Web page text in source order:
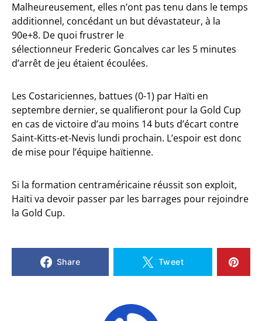
Malheureusement, elles n’ont pas tenu dans le temps
additionnel, concédant un but dévastateur, à la
90e+8. De quoi frustrer le
sélectionneur Frederic Goncalves car les 5 minutes
d’arrêt de jeu étaient écoulées.
Les Costariciennes, battues (0-1) par Haïti en
septembre dernier, se qualifieront pour la Gold Cup
en cas de victoire d’au moins 14 buts d’écart contre
Saint-Kitts-et-Nevis lundi prochain. L’espoir est donc
de mise pour l’équipe haïtienne.
Si la formation centraméricaine réussit son exploit,
Haïti va devoir passer par les barrages pour rejoindre
la Gold Cup.
Share Tweet